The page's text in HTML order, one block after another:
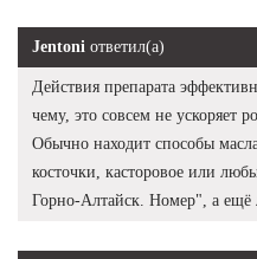
Jentoni ответил(а)
Действия препарата
чему, это совсем не ускоряет
Обычно находит способы
косточки, касторовое или
Горно-Алтайск. Номер", а ещё